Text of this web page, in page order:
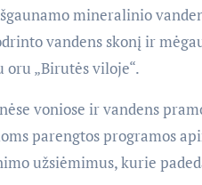
mineralinio
vandens skonį ir
„Birutės viloje“.
voniose ir vandens
parengtos programos
užsiėmimus, kurie